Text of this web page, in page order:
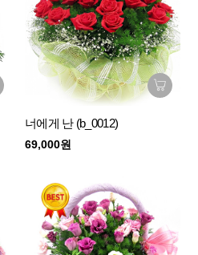
너에게 난 (b_0012)
69,000원